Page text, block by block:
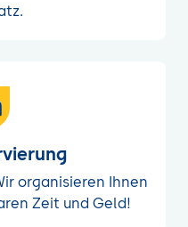
organisieren Ihnen
Zeit und Geld!